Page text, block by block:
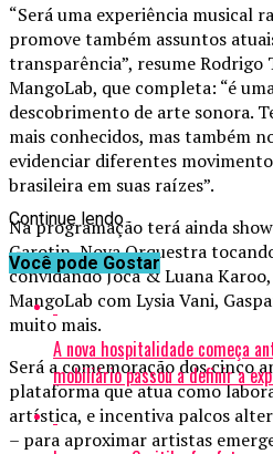
“Será uma experiência musical
promove também assuntos
transparência”, resume Rodrigo
MangoLab, que completa: “é
descobrimento de arte sonora.
mais conhecidos, mas também
evidenciar diferentes
brasileira em suas raízes”.
Na programação terá ainda
Garotin, Nova Orquestra
convidando Joca & Luana
MangoLab com Lysia Vani,
muito mais.
Será a comemoração dos cinco
plataforma que atua como
artística, e incentiva palcos
– para aproximar artistas
Continue lendo
Você pode Gostar
A nova hospitalidade começa
mobiliário passou a definir a